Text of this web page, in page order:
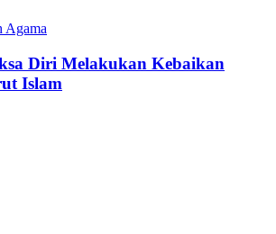
Agama
Diri Melakukan Kebaikan
Islam